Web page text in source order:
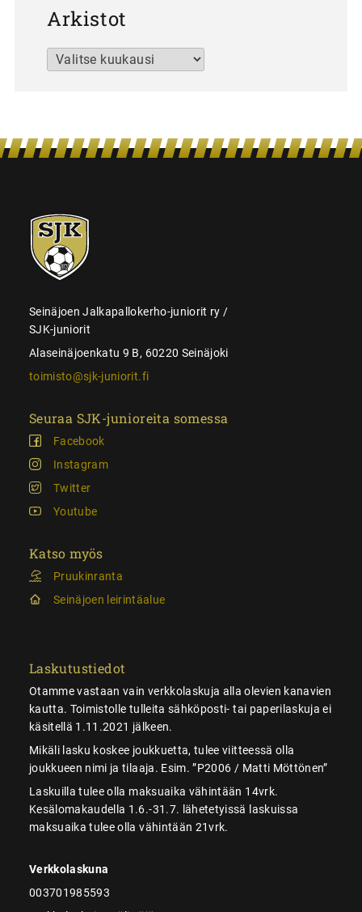
Arkistot
Arkistot
SJK-
juniorit
Seinäjoen Jalkapallokerho-juniorit ry /
SJK-juniorit
Alaseinäjoenkatu 9 B, 60220 Seinäjoki
toimisto@sjk-juniorit.fi
Seuraa SJK-junioreita somessa
Facebook
Instagram
Twitter
Youtube
Katso myös
Pruukinranta
Seinäjoen leirintäalue
Laskutustiedot
Otamme vastaan vain verkkolaskuja alla olevien kanavien
kautta. Toimistolle tulleita sähköposti- tai paperilaskuja ei
käsitellä 1.11.2021 jälkeen.
Mikäli lasku koskee joukkuetta, tulee viitteessä olla
joukkueen nimi ja tilaaja. Esim. ”P2006 / Matti Möttönen”
Laskuilla tulee olla maksuaika vähintään 14vrk.
Kesälomakaudella 1.6.-31.7. lähetetyissä laskuissa
maksuaika tulee olla vähintään 21vrk.
Verkkolaskuna
003701985593